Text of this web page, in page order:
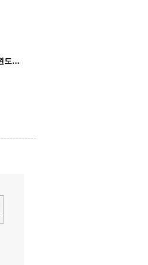
HP 스트림 8 (HP Stream 8) 윈도우 10 업그레이드(무료 업그레이드 기간 종료 이후에도 무료로 윈도우 10 업그레이드하는 방법)